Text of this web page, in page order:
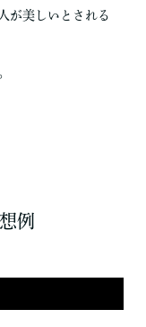
が美しいとされる
例